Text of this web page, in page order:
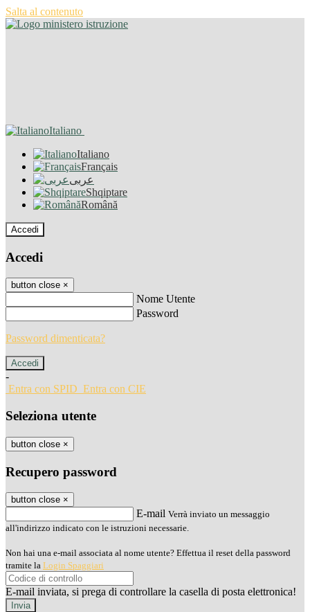
Salta al contenuto
Italiano
Italiano
Français
عربى
Shqiptare
Română
Accedi
Accedi
button close ×
Nome Utente
Password
Password dimenticata?
-
Entra con SPID Entra con CIE
Seleziona utente
button close ×
Recupero password
button close ×
E-mail Verrà inviato un messaggio
all'indirizzo indicato con le istruzioni necessarie.
Non hai una e-mail associata al nome utente? Effettua il reset della password
tramite la Login Spaggiari
E-mail inviata, si prega di controllare la casella di posta elettronica!